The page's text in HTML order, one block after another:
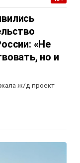
«Не
но и
ж/д проект